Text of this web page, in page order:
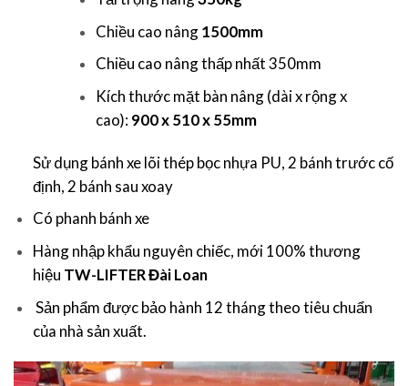
Chiều cao nâng1500mm
Chiều cao nâng thấp nhất 350mm
Kích thước mặt bàn nâng (dài x rộng x
cao): 900 x 510 x 55mm
Sử dụng bánh xe lõi thép bọc nhựa PU, 2 bánh trước cố
định, 2 bánh sau xoay
Có phanh bánh xe
Hàng nhập khẩu nguyên chiếc, mới 100% thương
hiệu TW-LIFTER Đài Loan
Sản phẩm được bảo hành 12 tháng theo tiêu chuẩn
của nhà sản xuất.